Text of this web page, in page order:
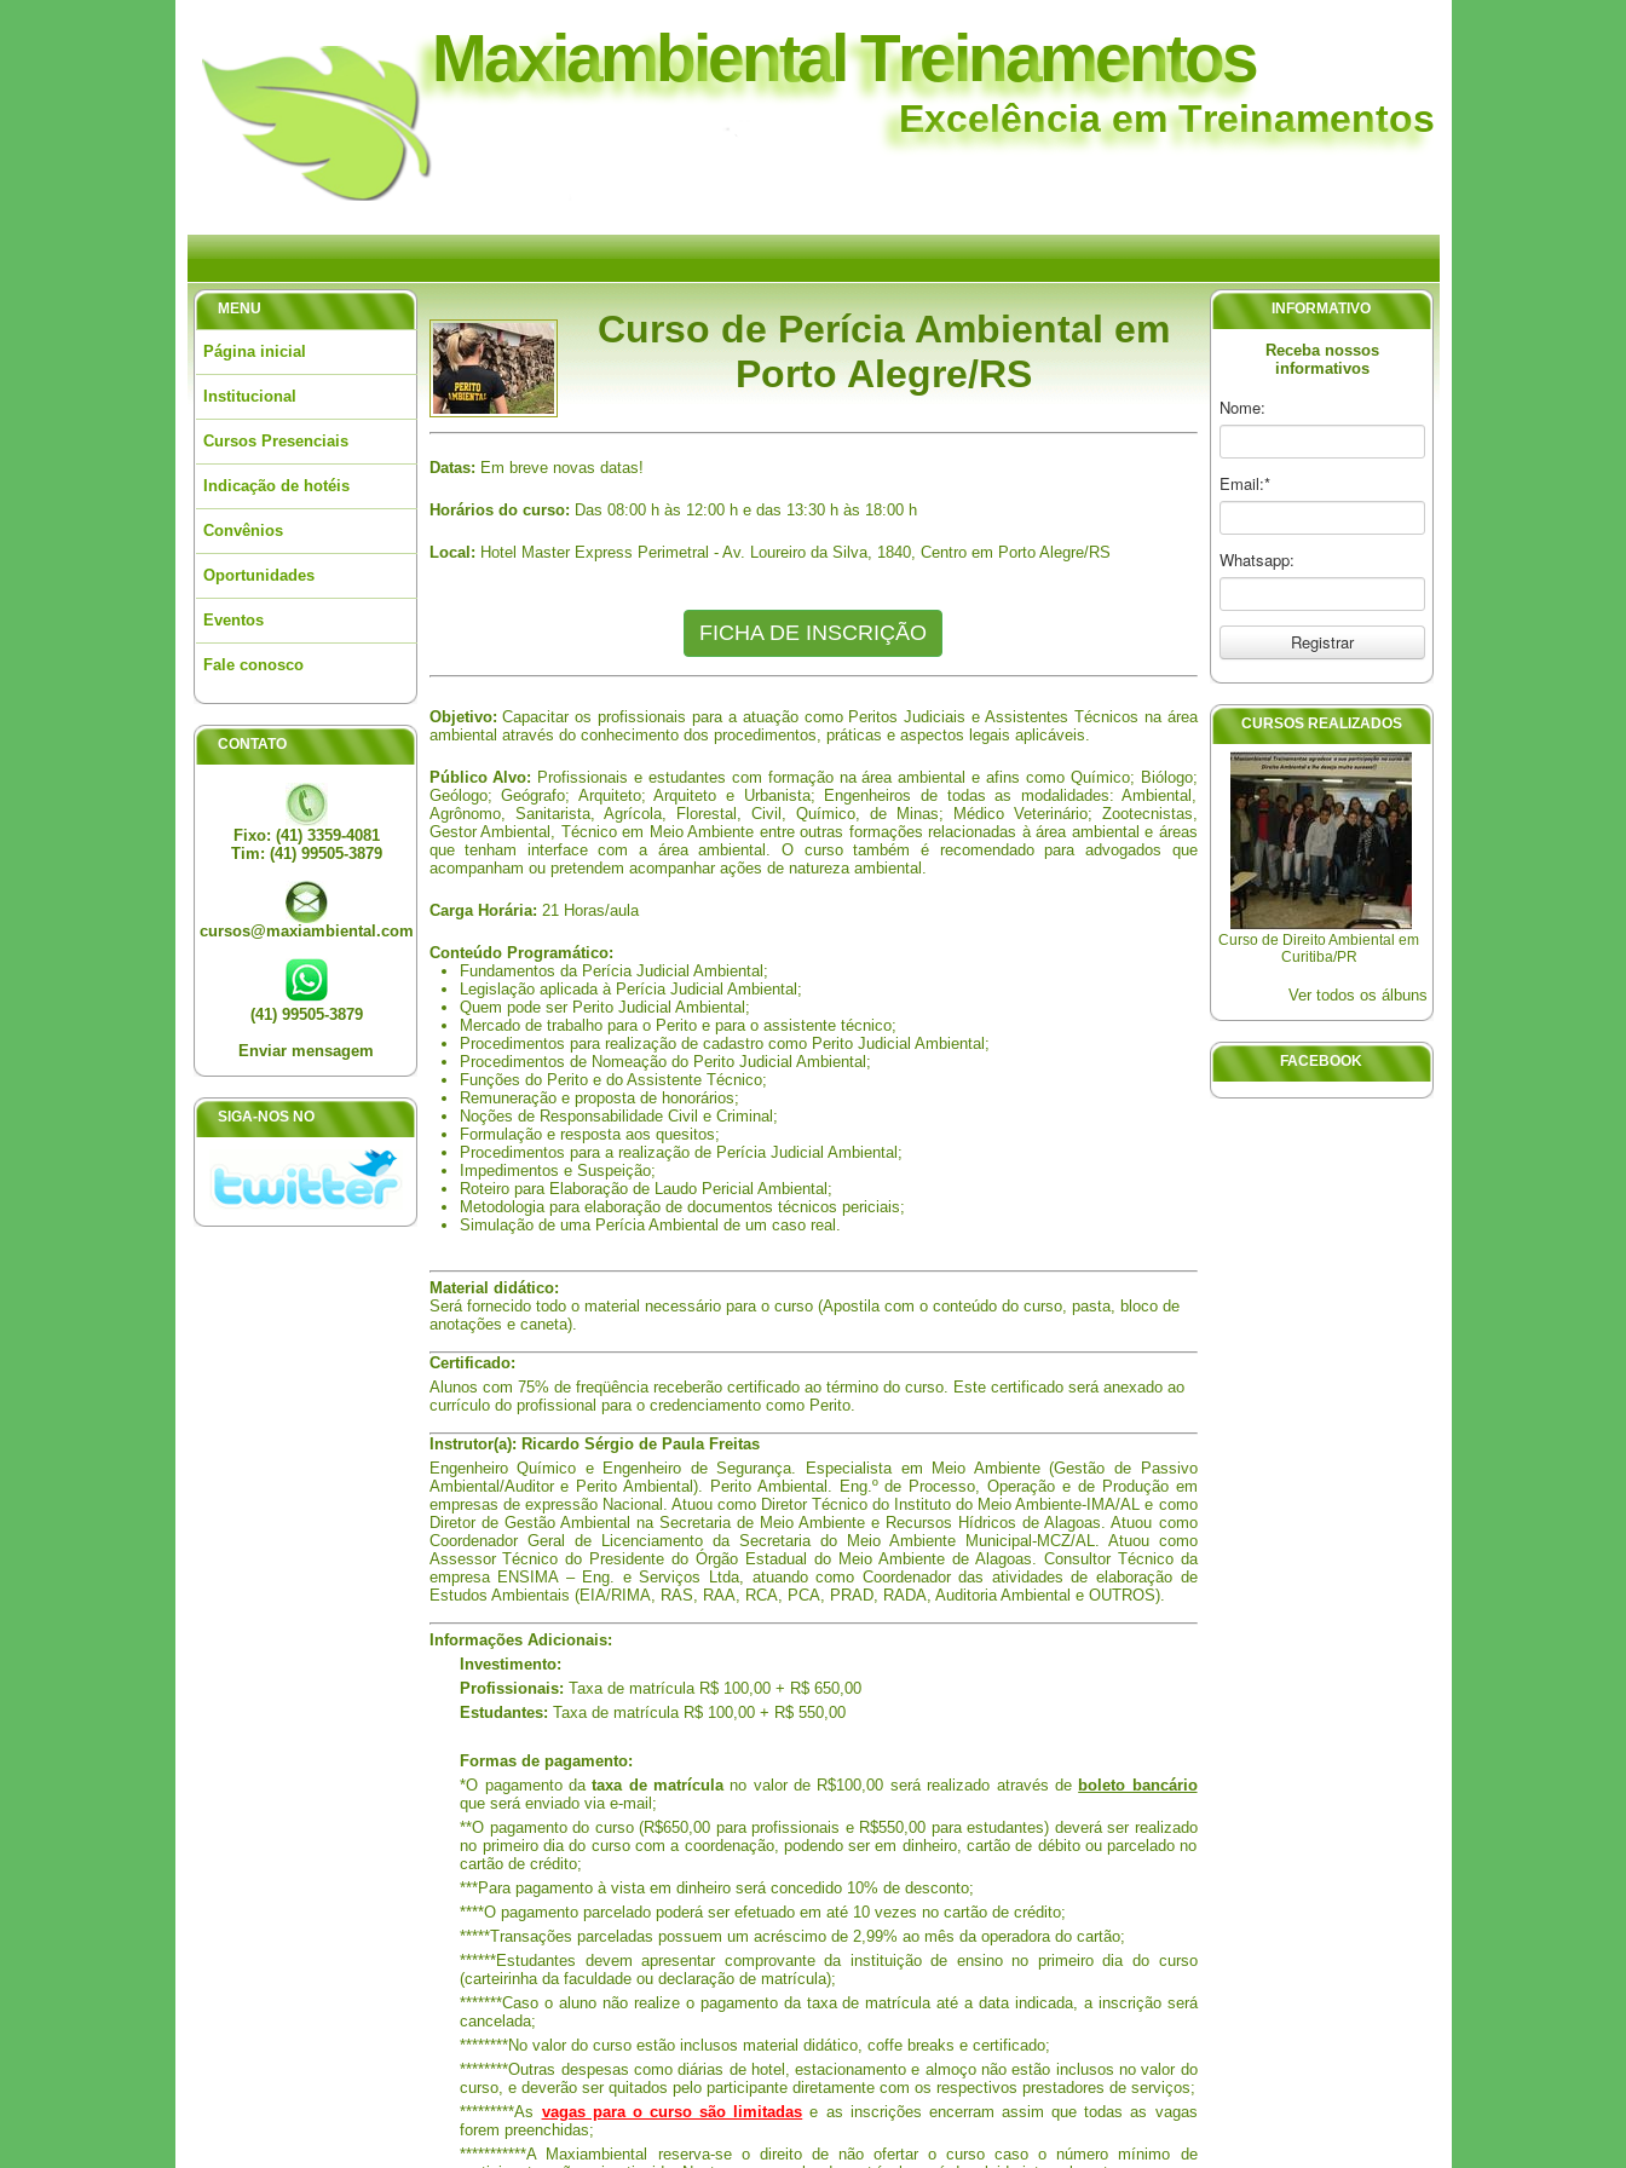
Maxiambiental Treinamentos
Excelência em Treinamentos
MENU
Página inicial
Institucional
Cursos Presenciais
Indicação de hotéis
Convênios
Oportunidades
Eventos
Fale conosco
CONTATO
Fixo: (41) 3359-4081
Tim: (41) 99505-3879
cursos@maxiambiental.com
(41) 99505-3879
Enviar mensagem
SIGA-NOS NO
INFORMATIVO
Receba nossos
informativos
Nome:
Email:*
Whatsapp:
CURSOS REALIZADOS
Curso de Direito Ambiental em
Curitiba/PR
Curso de Licenciamento
Ambiental em Curitiba/PR
Ver todos os álbuns
FACEBOOK
Curso de Perícia Ambiental em
Porto Alegre/RS
Datas: Em breve novas datas!
Horários do curso: Das 08:00 h às 12:00 h e das 13:30 h às 18:00 h
Local: Hotel Master Express Perimetral - Av. Loureiro da Silva, 1840, Centro em Porto Alegre/RS
FICHA DE INSCRIÇÃO
Objetivo: Capacitar os profissionais para a atuação como Peritos Judiciais e Assistentes Técnicos na área
ambiental através do conhecimento dos procedimentos, práticas e aspectos legais aplicáveis.
Público Alvo: Profissionais e estudantes com formação na área ambiental e afins como Químico; Biólogo;
Geólogo; Geógrafo; Arquiteto; Arquiteto e Urbanista; Engenheiros de todas as modalidades: Ambiental,
Agrônomo, Sanitarista, Agrícola, Florestal, Civil, Químico, de Minas; Médico Veterinário; Zootecnistas,
Gestor Ambiental, Técnico em Meio Ambiente entre outras formações relacionadas à área ambiental e áreas
que tenham interface com a área ambiental. O curso também é recomendado para advogados que
acompanham ou pretendem acompanhar ações de natureza ambiental.
Carga Horária: 21 Horas/aula
Conteúdo Programático:
Fundamentos da Perícia Judicial Ambiental;
Legislação aplicada à Perícia Judicial Ambiental;
Quem pode ser Perito Judicial Ambiental;
Mercado de trabalho para o Perito e para o assistente técnico;
Procedimentos para realização de cadastro como Perito Judicial Ambiental;
Procedimentos de Nomeação do Perito Judicial Ambiental;
Funções do Perito e do Assistente Técnico;
Remuneração e proposta de honorários;
Noções de Responsabilidade Civil e Criminal;
Formulação e resposta aos quesitos;
Procedimentos para a realização de Perícia Judicial Ambiental;
Impedimentos e Suspeição;
Roteiro para Elaboração de Laudo Pericial Ambiental;
Metodologia para elaboração de documentos técnicos periciais;
Simulação de uma Perícia Ambiental de um caso real.
Material didático:
Será fornecido todo o material necessário para o curso (Apostila com o conteúdo do curso, pasta, bloco de
anotações e caneta).
Certificado:
Alunos com 75% de freqüência receberão certificado ao término do curso. Este certificado será anexado ao
currículo do profissional para o credenciamento como Perito.
Instrutor(a): Ricardo Sérgio de Paula Freitas
Engenheiro Químico e Engenheiro de Segurança. Especialista em Meio Ambiente (Gestão de Passivo
Ambiental/Auditor e Perito Ambiental). Perito Ambiental. Eng.º de Processo, Operação e de Produção em
empresas de expressão Nacional. Atuou como Diretor Técnico do Instituto do Meio Ambiente-IMA/AL e como
Diretor de Gestão Ambiental na Secretaria de Meio Ambiente e Recursos Hídricos de Alagoas. Atuou como
Coordenador Geral de Licenciamento da Secretaria do Meio Ambiente Municipal-MCZ/AL. Atuou como
Assessor Técnico do Presidente do Órgão Estadual do Meio Ambiente de Alagoas. Consultor Técnico da
empresa ENSIMA – Eng. e Serviços Ltda, atuando como Coordenador das atividades de elaboração de
Estudos Ambientais (EIA/RIMA, RAS, RAA, RCA, PCA, PRAD, RADA, Auditoria Ambiental e OUTROS).
Informações Adicionais:
Investimento:
Profissionais: Taxa de matrícula R$ 100,00 + R$ 650,00
Estudantes: Taxa de matrícula R$ 100,00 + R$ 550,00
Formas de pagamento:
*O pagamento dataxa de matrículano valor de R$100,00 será realizado através de boleto bancário
que será enviado via e-mail;
**O pagamento do curso (R$650,00 para profissionais e R$550,00 para estudantes) deverá ser realizado
no primeiro dia do curso com a coordenação, podendo ser em dinheiro, cartão de débito ou parcelado no
cartão de crédito;
***Para pagamento à vista em dinheiro será concedido 10% de desconto;
****O pagamento parcelado poderá ser efetuado em até 10 vezes no cartão de crédito;
*****Transações parceladas possuem um acréscimo de 2,99% ao mês da operadora do cartão;
******Estudantes devem apresentar comprovante da instituição de ensino no primeiro dia do curso
(carteirinha da faculdade ou declaração de matrícula);
*******Caso o aluno não realize o pagamento da taxa de matrícula até a data indicada, a inscrição será
cancelada;
********No valor do curso estão inclusos material didático, coffe breaks e certificado;
********Outras despesas como diárias de hotel, estacionamento e almoço não estão inclusos no valor do
curso, e deverão ser quitados pelo participante diretamente com os respectivos prestadores de serviços;
*********As vagas para o curso são limitadas e as inscrições encerram assim que todas as vagas
forem preenchidas;
***********A Maxiambiental reserva-se o direito de não ofertar o curso caso o número mínimo de